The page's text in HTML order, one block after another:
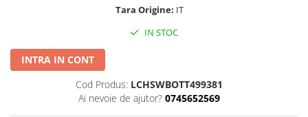
Tara Origine: IT
IN STOC
INTRA IN CONT
Cod Produs: LCHSWBOTT499381
Ai nevoie de ajutor? 0745652569